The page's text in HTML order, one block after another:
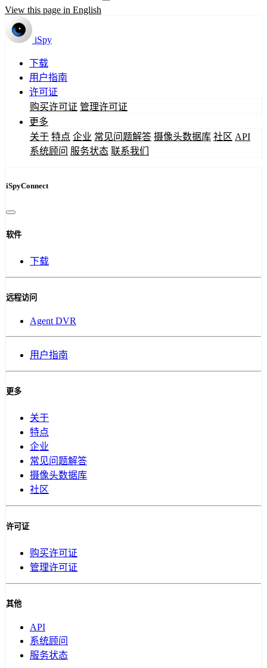
View this page in English
iSpy
下载
用户指南
许可证
购买许可证 管理许可证
更多
关于 特点 企业 常见问题解答 摄像头数据库 社区 API
系统顾问 服务状态 联系我们
iSpyConnect
软件
下载
远程访问
Agent DVR
用户指南
更多
关于
特点
企业
常见问题解答
摄像头数据库
社区
许可证
购买许可证
管理许可证
其他
API
系统顾问
服务状态